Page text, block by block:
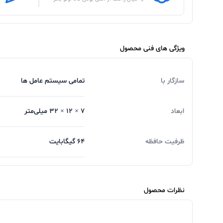
ویژگی های فنی محصول
سازگار با تمامی سیستم عامل ها
ابعاد ۷ × ۱۲ × ۳۲ میلی‌متر
ظرفیت حافظه 64 گیگابایت
نظرات محصول